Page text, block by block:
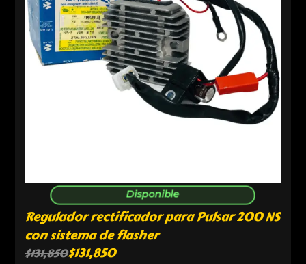
Disponible
Regulador rectificador para Pulsar 200 NS
con sistema de flasher
$131,850$131,850